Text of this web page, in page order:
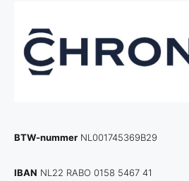
BTW-nummer NL001745369B29
IBAN NL22 RABO 0158 5467 41